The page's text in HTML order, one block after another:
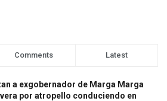
Comments Latest
a exgobernador de Marga Marga
por atropello conduciendo en